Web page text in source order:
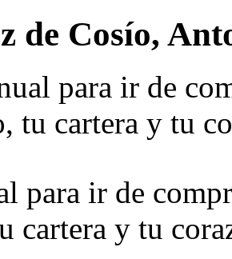
de Cosío,
para ir de
tu cartera y tu
para ir de
cartera y tu